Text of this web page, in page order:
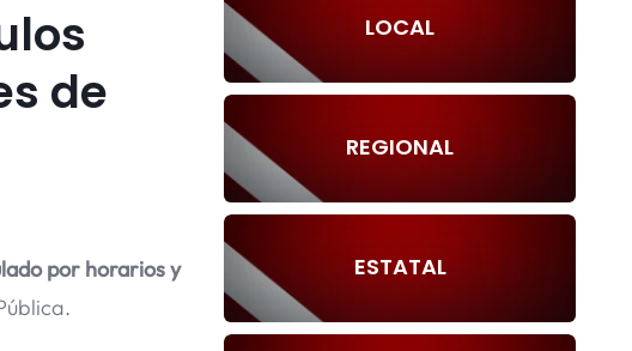
de
por horarios y
LOCAL
REGIONAL
ESTATAL